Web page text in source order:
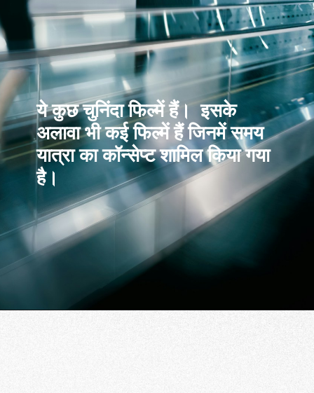
ये कुछ चुनिंदा फिल्में हैं। इसके
अलावा भी कई फिल्में हैं जिनमें समय
यात्रा का कॉन्सेप्ट शामिल किया गया
है।